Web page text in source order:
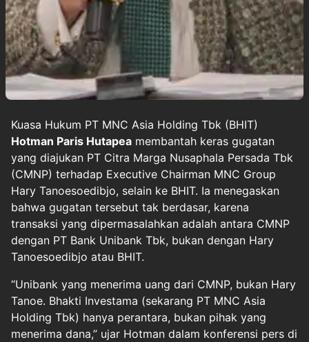
Kuasa Hukum PT MNC Asia Holding Tbk (BHIT)
Hotman Paris Hutapea membantah keras gugatan
yang diajukan PT Citra Marga Nusaphala Persada Tbk
(CMNP) terhadap Executive Chairman MNC Group
Hary Tanoesoedibjo, selain ke BHIT. Ia menegaskan
bahwa gugatan tersebut tak berdasar, karena
transaksi yang dipermasalahkan adalah antara CMNP
dengan PT Bank Unibank Tbk, bukan dengan Hary
Tanoesoedibjo atau BHIT.
“Unibank yang menerima uang dari CMNP, bukan Hary
Tanoe. Bhakti Investama (sekarang PT MNC Asia
Holding Tbk) hanya perantara, bukan pihak yang
menerima dana,” ujar Hotman dalam konferensi pers di